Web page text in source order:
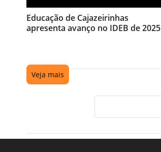
Educação de Cajazeirinhas
apresenta avanço no IDEB de 2025
Veja mais